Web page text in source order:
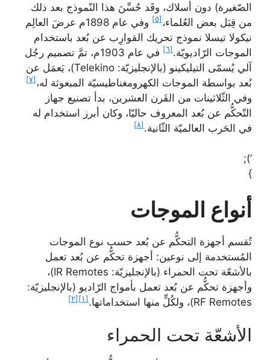
الصّغيرة) دون أسلاك، وقَد حُسِّنَ هذا النّموذج بعد ذلك
من قِبَل بعض العُلماء، [٥]
وفي عام 1898م عرضَ العالِم
نيكولا تيسلا نموذج تحريك القوارِب عن بُعد باستخدام
الموجات الرّاديويّة. [٦]
في عام 1903م، تمَّ تصميم رجُل
آلي يُسمّى التيليكينو (بالإنجليزيّة: Telekino)، يَعمَل عن
بُعد بواسطة الموجات الكهرومغناطيسيّة المبعوثة له، [٧]
وفي الثّلاثينات من القَرن العشرين، بدأ تصنيع جهاز
التّحكُّم عن بُعد المعروف حاليّا، وكان أبرز استخدام له
في الحَرب العالميّة الثّانية. [٨]
‘);
}
أنواع الموجات
تُقسم أجهزة التحكُّم عن بُعد حسب نوع الموجات
المُستخدمة إلى نوعين: أجهزة تحكُّم عن بُعد تعمل
بالأشعّة تحت الحمراء (بالإنجليزيّة: IR Remotes)،
وأجهزة تحكُّم عن بُعد تعمل بأمواج الرّاديو (بالإنجليزيّة:
RF Remotes)، ولكُلٍّ منها استخداماتها.
[١] [٢]
الأشعّة تحت الحمراء